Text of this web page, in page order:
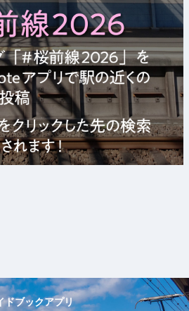
ドブックアプリ